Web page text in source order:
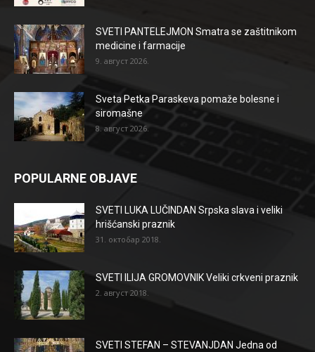
SVETI PANTELEJMON Smatra se zaštitnikom
medicine i farmacije
9. август 2026.
Sveta Petka Paraskeva pomaže bolesne i
siromašne
8. август 2026.
POPULARNE OBJAVE
SVETI LUKA LUČINDAN Srpska slava i veliki
hrišćanski praznik
31. октобар 2018.
SVETI ILIJA GROMOVNIK Veliki crkveni praznik
2. август 2018.
SVETI STEFAN – STEVANJDAN Jedna od